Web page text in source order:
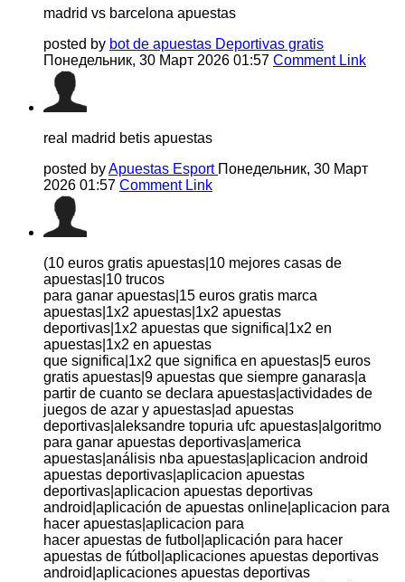
madrid vs barcelona apuestas
posted by bot de apuestas Deportivas gratis
Понедельник, 30 Март 2026 01:57 Comment Link
real madrid betis apuestas
posted byApuestas Esport Понедельник, 30 Март
2026 01:57 Comment Link
(10 euros gratis apuestas|10 mejores casas de
apuestas|10 trucos
para ganar apuestas|15 euros gratis marca
apuestas|1x2 apuestas|1x2 apuestas
deportivas|1x2 apuestas que significa|1x2 en
apuestas|1x2 en apuestas
que significa|1x2 que significa en apuestas|5 euros
gratis apuestas|9 apuestas que siempre ganaras|a
partir de cuanto se declara apuestas|actividades de
juegos de azar y apuestas|ad apuestas
deportivas|aleksandre topuria ufc apuestas|algoritmo
para ganar apuestas deportivas|america
apuestas|análisis nba apuestas|aplicacion android
apuestas deportivas|aplicacion apuestas
deportivas|aplicacion apuestas deportivas
android|aplicación de apuestas online|aplicacion para
hacer apuestas|aplicacion para
hacer apuestas de futbol|aplicación para hacer
apuestas de fútbol|aplicaciones apuestas deportivas
android|aplicaciones apuestas deportivas